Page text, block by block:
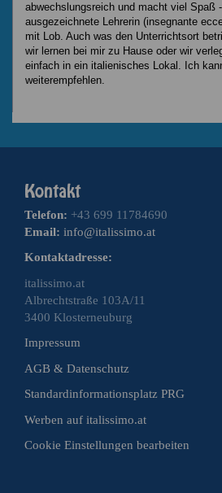
abwechslungsreich und macht viel Spaß
ausgezeichnete Lehrerin (insegnante
mit Lob. Auch was den Unterrichtsort
wir lernen bei mir zu Hause oder wir
einfach in ein italienisches Lokal. Ich
weiterempfehlen.
Telefon: +43 699 11784690
Email: info@italissimo.at
Kontaktadresse:
italissimo.at
Albrechtstraße 103A/11
3400 Klosterneuburg
Impressum
AGB & Datenschutz
Standardinformationsplatz PRG
Werben auf italissimo.at
Cookie Einstellungen bearbeiten